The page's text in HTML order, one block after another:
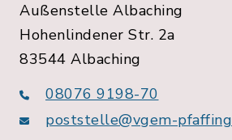
Außenstelle Albaching
Hohenlindener Str. 2a
83544 Albaching
08076 9198-70
poststelle@vgem-